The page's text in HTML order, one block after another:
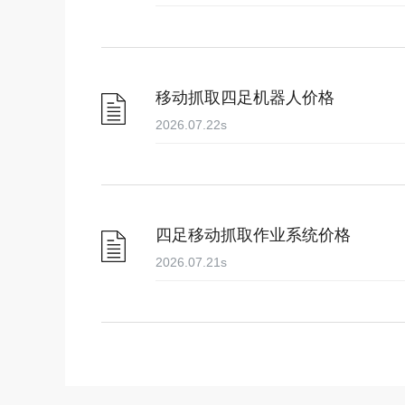
移动抓取四足机器人价格
2026.07.22s
四足移动抓取作业系统价格
2026.07.21s